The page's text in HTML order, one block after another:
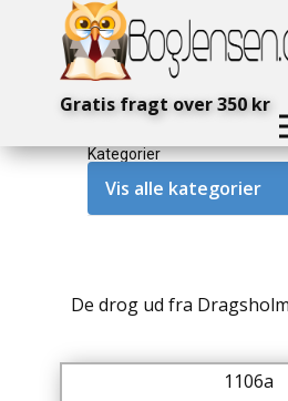
Gratis fragt over 350 kr
Kategorier
Vis alle kategorier
Antikke / Specielle
De drog ud fra
1106a